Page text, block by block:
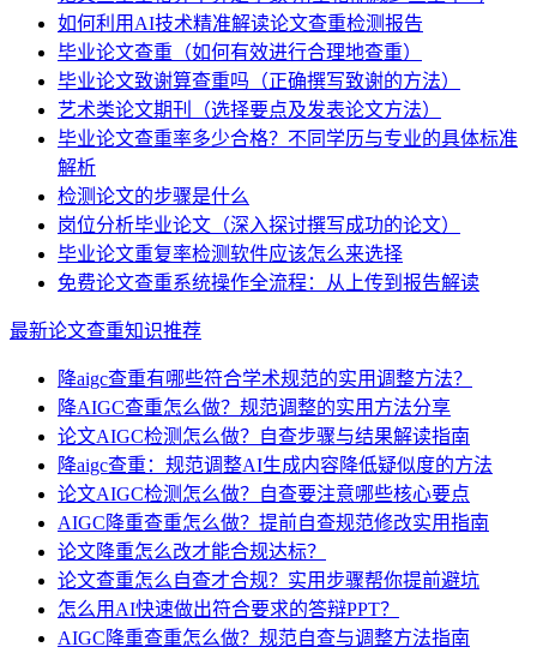
如何利用AI技术精准解读论文查重检测报告
毕业论文查重（如何有效进行合理地查重）
毕业论文致谢算查重吗（正确撰写致谢的方法）
艺术类论文期刊（选择要点及发表论文方法）
毕业论文查重率多少合格？不同学历与专业的具体标准
解析
检测论文的步骤是什么
岗位分析毕业论文（深入探讨撰写成功的论文）
毕业论文重复率检测软件应该怎么来选择
免费论文查重系统操作全流程：从上传到报告解读
最新论文查重知识推荐
降aigc查重有哪些符合学术规范的实用调整方法？
降AIGC查重怎么做？规范调整的实用方法分享
论文AIGC检测怎么做？自查步骤与结果解读指南
降aigc查重：规范调整AI生成内容降低疑似度的方法
论文AIGC检测怎么做？自查要注意哪些核心要点
AIGC降重查重怎么做？提前自查规范修改实用指南
论文降重怎么改才能合规达标？
论文查重怎么自查才合规？实用步骤帮你提前避坑
怎么用AI快速做出符合要求的答辩PPT？
AIGC降重查重怎么做？规范自查与调整方法指南